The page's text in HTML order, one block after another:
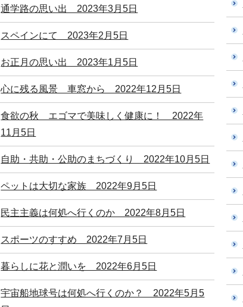
通学路の思い出 2023年3月5日
スペインにて 2023年2月5日
お正月の思い出 2023年1月5日
心に残る風景 車窓から 2022年12月5日
食欲の秋 エゴマで美味しく健康に！ 2022年
11月5日
自助・共助・公助のまちづくり 2022年10月5日
ペットは大切な家族 2022年9月5日
民主主義は何処へ行くのか 2022年8月5日
スポーツのすすめ 2022年7月5日
暮らしに花と潤いを 2022年6月5日
宇宙船地球号は何処へ行くのか？ 2022年5月5